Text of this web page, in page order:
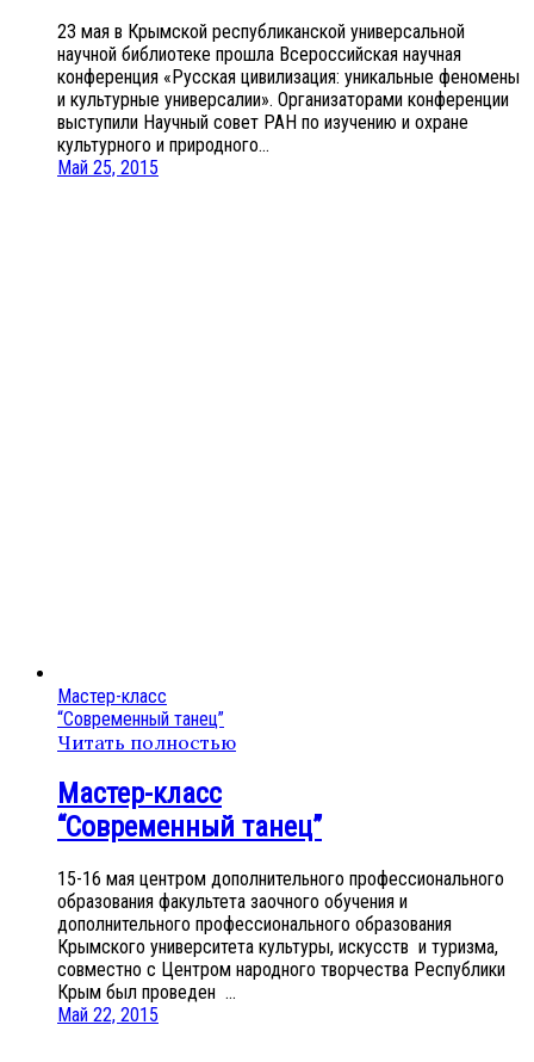
23 мая в Крымской республиканской универсальной
научной библиотеке прошла Всероссийская научная
конференция «Русская цивилизация: уникальные феномены
и культурные универсалии». Организаторами конференции
выступили Научный совет РАН по изучению и охране
культурного и природного...
Май 25, 2015
Мастер-класс
“Современный танец”
Читать полностью
Мастер-класс
“Современный танец”
15-16 мая центром дополнительного профессионального
образования факультета заочного обучения и
дополнительного профессионального образования
Крымского университета культуры, искусств и туризма,
совместно с Центром народного творчества Республики
Крым был проведен ...
Май 22, 2015